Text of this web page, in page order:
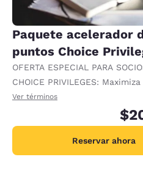
Paquete acelerador
puntos Choice
OFERTA ESPECIAL PARA
CHOICE PRIVILEGES:
recompensas al recibir 1000
Ver términos
Reservar ahora